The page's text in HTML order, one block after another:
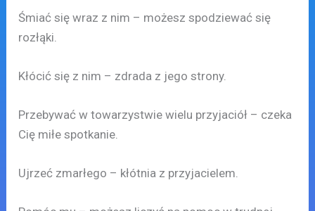
Śmiać się wraz z nim – możesz spodziewać się
rozłąki.
Kłócić się z nim – zdrada z jego strony.
Przebywać w towarzystwie wielu przyjaciół – czeka
Cię miłe spotkanie.
Ujrzeć zmarłego – kłótnia z przyjacielem.